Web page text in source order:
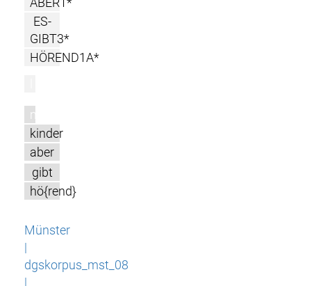
ES-
GIBT3*
HÖREND1A*
m
kinder
aber
gibt
hö{rend}
Münster
|
dgskorpus_mst_08
|